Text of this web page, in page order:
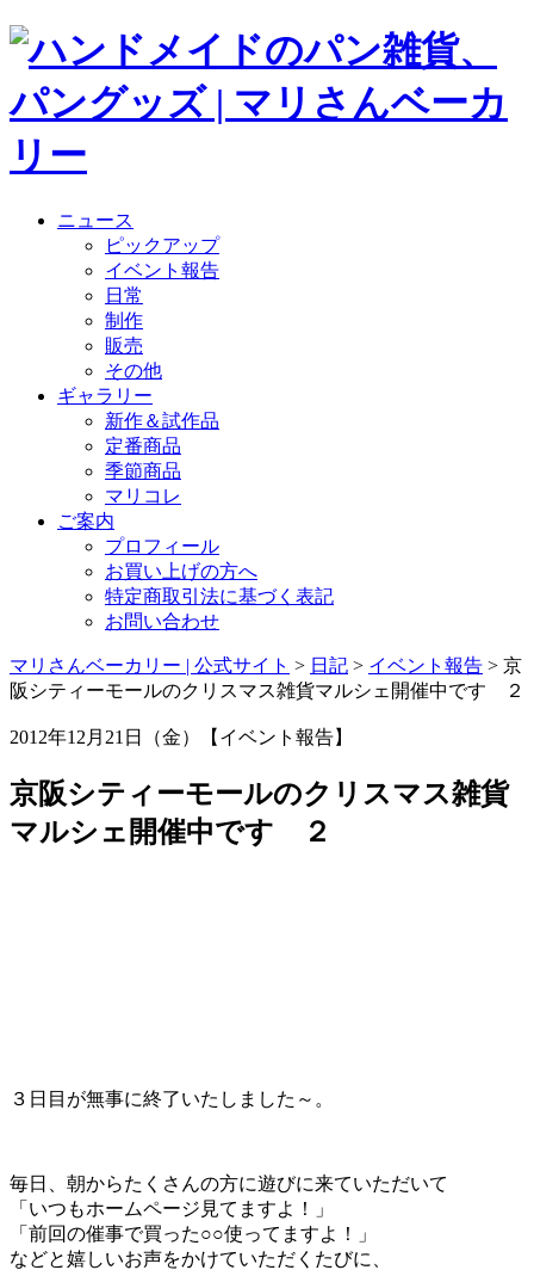
ニュース
ピックアップ
イベント報告
日常
制作
販売
その他
ギャラリー
新作＆試作品
定番商品
季節商品
マリコレ
ご案内
プロフィール
お買い上げの方へ
特定商取引法に基づく表記
お問い合わせ
マリさんベーカリー | 公式サイト > 日記 > イベント報告 > 京
阪シティーモールのクリスマス雑貨マルシェ開催中です ２
2012年12月21日（金）【イベント報告】
京阪シティーモールのクリスマス雑貨
マルシェ開催中です ２
３日目が無事に終了いたしました～。
毎日、朝からたくさんの方に遊びに来ていただいて
「いつもホームページ見てますよ！」
「前回の催事で買った○○使ってますよ！」
などと嬉しいお声をかけていただくたびに、